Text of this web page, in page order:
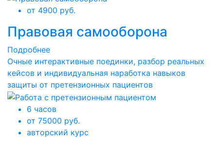
от 4900 руб.
Правовая самооборона
Подробнее
Очные интерактивные поединки, разбор реальных
кейсов и индивидуальная наработка навыков
защиты от претензионных пациентов
6 часов
от 75000 руб.
авторский курс